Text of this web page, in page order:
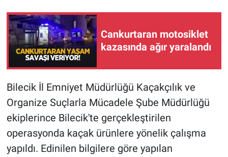
Cankurtaran motosiklet
kazasında ağır yaralandı
Bilecik İl Emniyet Müdürlüğü Kaçakçılık ve
Organize Suçlarla Mücadele Şube Müdürlüğü
ekiplerince Bilecik'te gerçekleştirilen
operasyonda kaçak ürünlere yönelik çalışma
yapıldı. Edinilen bilgilere göre yapılan